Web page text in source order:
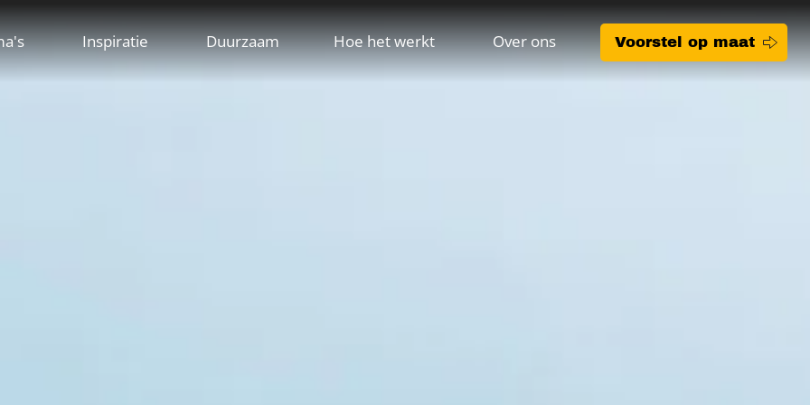
Inspiratie Duurzaam Hoe het werkt Over ons Voorstel op maat